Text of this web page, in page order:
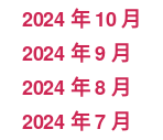
2024 年 10 月
2024 年 9 月
2024 年 8 月
2024 年 7 月